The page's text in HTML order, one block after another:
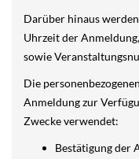
Darüber hinaus
Uhrzeit der
sowie
Die
Anmeldung zur
Zwecke verwendet:
Bestätigung der